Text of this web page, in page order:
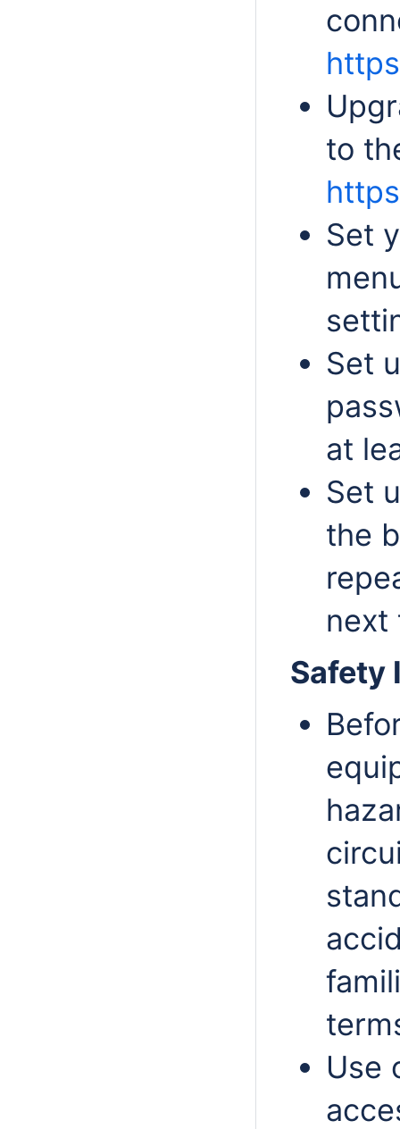
to
Set
Set
at
Set
the
next
Safety
Use